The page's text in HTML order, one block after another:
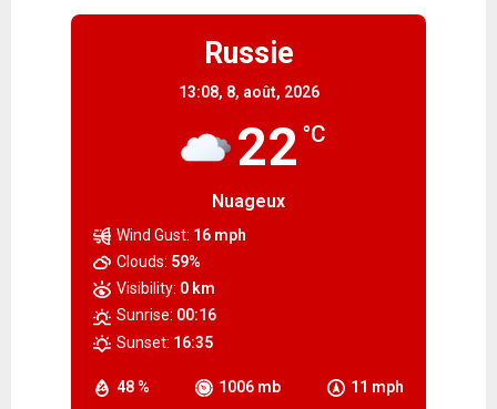
Russie
13:08, 8, août, 2026
22 °C
Nuageux
48 % 1006 mb 11 mph
Wind Gust: 16 mph
Clouds: 59%
Visibility: 0 km
Sunrise: 00:16
Sunset: 16:35